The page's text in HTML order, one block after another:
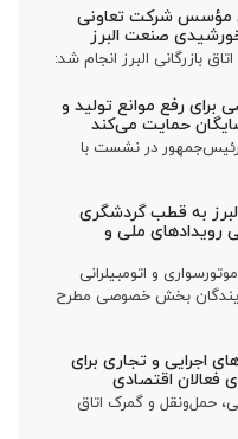
مؤسس شرکت تعاونی
صنعت البرز
بازرگانی البرز انجام شد:
رفع موانع تولید و
حمایت می‌کند
در نشست با
به قطب گردشگری
رویدادهای ملی و
و اتومبیلرانی
بخش خصوصی مطرح
اجرایی و تجاری برای
اقتصادی
حمل‌ونقل و گمرک اتاق